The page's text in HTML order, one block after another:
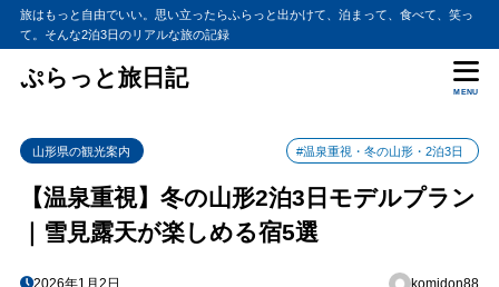
旅はもっと自由でいい。思い立ったらふらっと出かけて、泊まって、食べて、笑っ
て。そんな2泊3日のリアルな旅の記録
ぷらっと旅日記
MENU
山形県の観光案内 #温泉重視・冬の山形・2泊3日
【温泉重視】冬の山形2泊3日モデルプラン
｜雪見露天が楽しめる宿5選